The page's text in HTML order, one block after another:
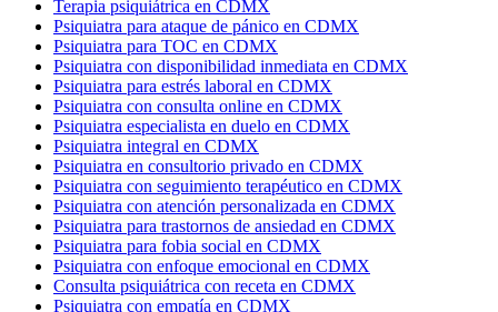
Terapia psiquiátrica en CDMX
Psiquiatra para ataque de pánico en CDMX
Psiquiatra para TOC en CDMX
Psiquiatra con disponibilidad inmediata en CDMX
Psiquiatra para estrés laboral en CDMX
Psiquiatra con consulta online en CDMX
Psiquiatra especialista en duelo en CDMX
Psiquiatra integral en CDMX
Psiquiatra en consultorio privado en CDMX
Psiquiatra con seguimiento terapéutico en CDMX
Psiquiatra con atención personalizada en CDMX
Psiquiatra para trastornos de ansiedad en CDMX
Psiquiatra para fobia social en CDMX
Psiquiatra con enfoque emocional en CDMX
Consulta psiquiátrica con receta en CDMX
Psiquiatra con empatía en CDMX